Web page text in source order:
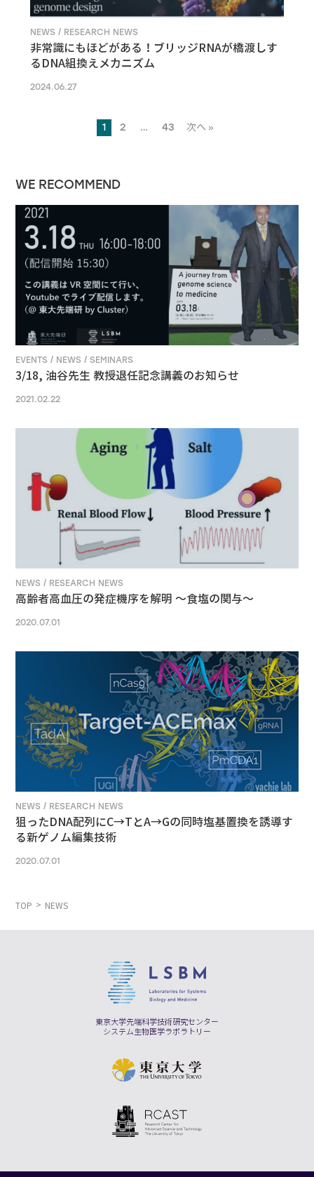
NEWS / RESEARCH NEWS
非常識にもほどがある！ブリッジRNAが橋渡しす
るDNA組換えメカニズム
2024.06.27
1 2 … 43 次へ »
WE RECOMMEND
EVENTS / NEWS / SEMINARS
3/18, 油谷先生 教授退任記念講義のお知らせ
2021.02.22
NEWS / RESEARCH NEWS
高齢者高血圧の発症機序を解明 ～食塩の関与～
2020.07.01
NEWS / RESEARCH NEWS
狙ったDNA配列にC→TとA→Gの同時塩基置換を誘導す
る新ゲノム編集技術
2020.07.01
TOP NEWS
東京大学先端科学技術研究センター
システム生物医学ラボラトリー